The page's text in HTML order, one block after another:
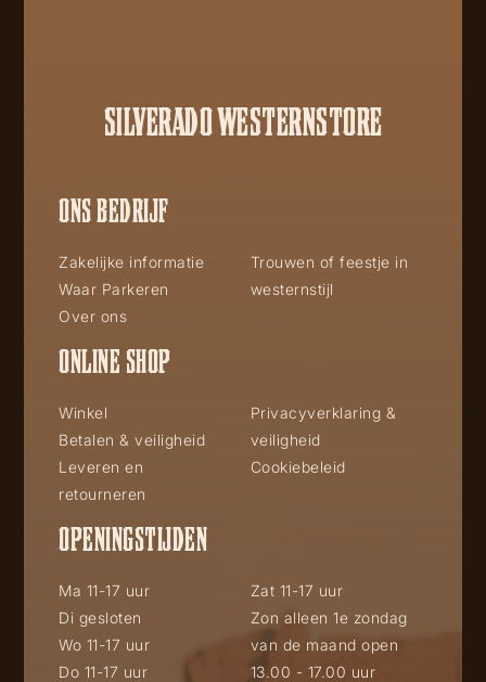
SILVERADO WESTERNSTORE
ONS BEDRIJF
Zakelijke informatie
Waar Parkeren
Over ons
Trouwen of feestje in
westernstijl
ONLINE SHOP
Winkel
Betalen & veiligheid
Leveren en
retourneren
Privacyverklaring &
veiligheid
Cookiebeleid
OPENINGSTIJDEN
Ma 11-17 uur
Di gesloten
Wo 11-17 uur
Do 11-17 uur
Zat 11-17 uur
Zon alleen 1e zondag
van de maand open
13.00 - 17.00 uur